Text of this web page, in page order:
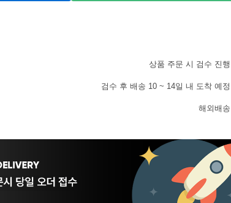
상품 주문 시 검수 진행
검수 후 배송 10 ~ 14일 내 도착 예정
해외배송